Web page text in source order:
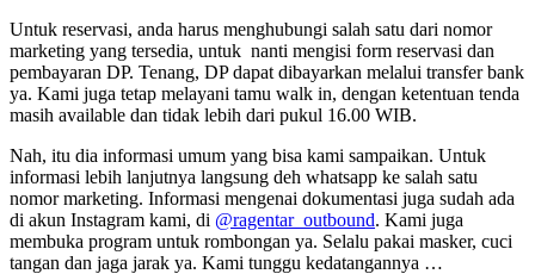
Untuk reservasi, anda harus menghubungi salah satu dari nomor
marketing yang tersedia, untuk nanti mengisi form reservasi dan
pembayaran DP. Tenang, DP dapat dibayarkan melalui transfer bank
ya. Kami juga tetap melayani tamu walk in, dengan ketentuan tenda
masih available dan tidak lebih dari pukul 16.00 WIB.
Nah, itu dia informasi umum yang bisa kami sampaikan. Untuk
informasi lebih lanjutnya langsung deh whatsapp ke salah satu
nomor marketing. Informasi mengenai dokumentasi juga sudah ada
di akun Instagram kami, di @ragentar_outbound. Kami juga
membuka program untuk rombongan ya. Selalu pakai masker, cuci
tangan dan jaga jarak ya. Kami tunggu kedatangannya …